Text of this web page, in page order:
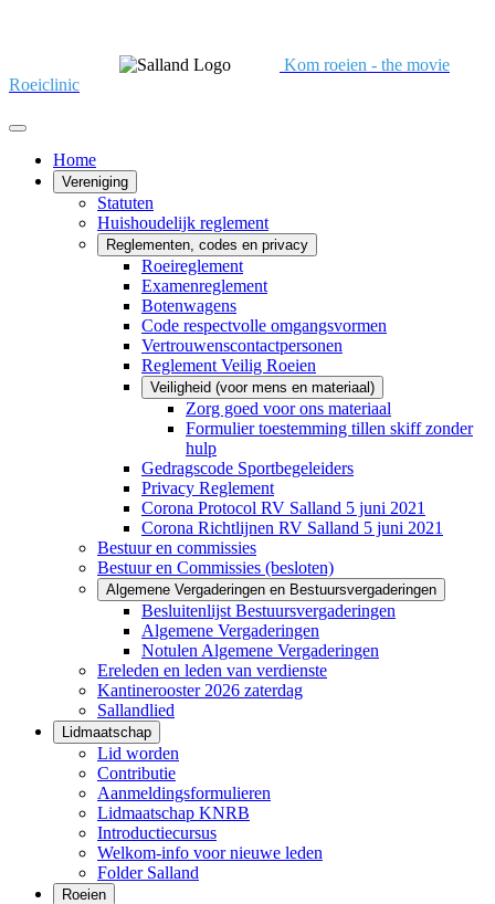
Kom roeien - the movie
Roeiclinic
Home
Vereniging
Statuten
Huishoudelijk reglement
Reglementen, codes en privacy
Roeireglement
Examenreglement
Botenwagens
Code respectvolle omgangsvormen
Vertrouwenscontactpersonen
Reglement Veilig Roeien
Veiligheid (voor mens en materiaal)
Zorg goed voor ons materiaal
Formulier toestemming tillen skiff zonder
hulp
Gedragscode Sportbegeleiders
Privacy Reglement
Corona Protocol RV Salland 5 juni 2021
Corona Richtlijnen RV Salland 5 juni 2021
Bestuur en commissies
Bestuur en Commissies (besloten)
Algemene Vergaderingen en Bestuursvergaderingen
Besluitenlijst Bestuursvergaderingen
Algemene Vergaderingen
Notulen Algemene Vergaderingen
Ereleden en leden van verdienste
Kantinerooster 2026 zaterdag
Sallandlied
Lidmaatschap
Lid worden
Contributie
Aanmeldingsformulieren
Lidmaatschap KNRB
Introductiecursus
Welkom-info voor nieuwe leden
Folder Salland
Roeien